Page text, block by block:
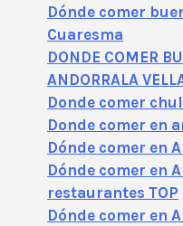
Dónde comer
Cuaresma
DONDE COMER
ANDORRALA
Donde comer
Donde comer en
Dónde comer en
Dónde comer en
restaurantes TOP
Dónde comer en